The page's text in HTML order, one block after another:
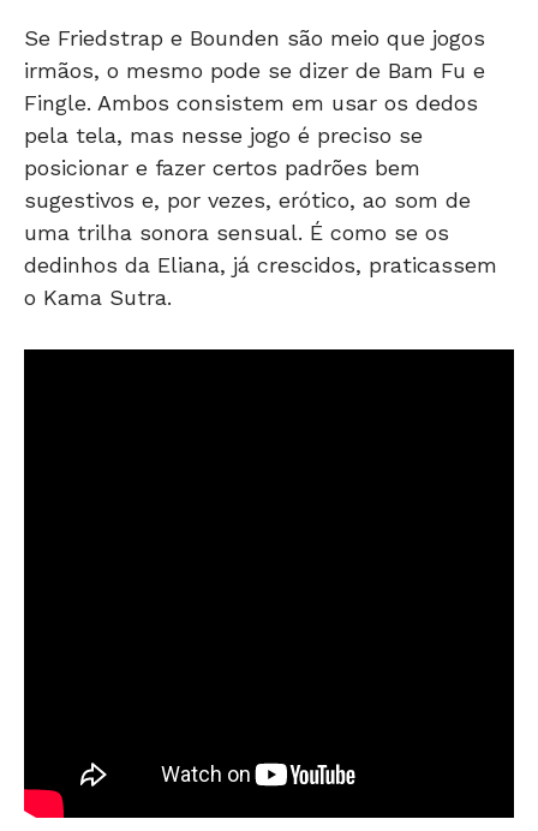
Se Friedstrap e Bounden são meio que jogos
irmãos, o mesmo pode se dizer de Bam Fu e
Fingle. Ambos consistem em usar os dedos
pela tela, mas nesse jogo é preciso se
posicionar e fazer certos padrões bem
sugestivos e, por vezes, erótico, ao som de
uma trilha sonora sensual. É como se os
dedinhos da Eliana, já crescidos, praticassem
o Kama Sutra.